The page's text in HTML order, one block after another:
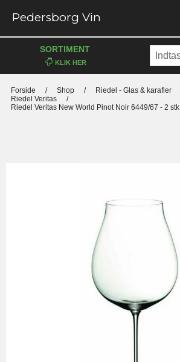
Pedersborg Vin
SORTIMENT
Forside / Shop / Riedel - Glas & karafler
Riedel Veritas
/
Riedel Veritas New World Pinot Noir 6449/67 - 2 stk.